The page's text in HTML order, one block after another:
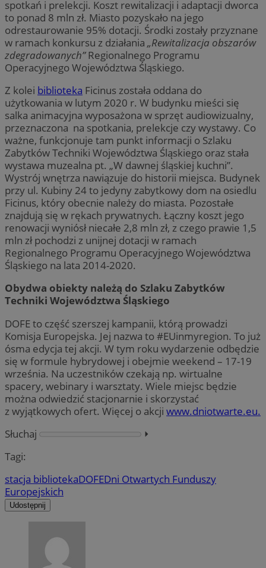
spotkań i prelekcji. Koszt rewitalizacji i adaptacji dworca
to ponad 8 mln zł. Miasto pozyskało na jego
odrestaurowanie 95% dotacji. Środki zostały przyznane
w ramach konkursu z działania „Rewitalizacja obszarów
zdegradowanych”Regionalnego Programu
Operacyjnego Województwa Śląskiego.
Z kolei biblioteka Ficinus została oddana do
użytkowania w lutym 2020 r. W budynku mieści się
salka animacyjna wyposażona w sprzęt audiowizualny,
przeznaczona na spotkania, prelekcje czy wystawy. Co
ważne, funkcjonuje tam punkt informacji o Szlaku
Zabytków Techniki Województwa Śląskiego oraz stała
wystawa muzealna pt. „W dawnej śląskiej kuchni”.
Wystrój wnętrza nawiązuje do historii miejsca. Budynek
przy ul. Kubiny 24 to jedyny zabytkowy dom na osiedlu
Ficinus, który obecnie należy do miasta. Pozostałe
znajdują się w rękach prywatnych. Łączny koszt jego
renowacji wyniósł niecałe 2,8 mln zł, z czego prawie 1,5
mln zł pochodzi z unijnej dotacji w ramach
Regionalnego Programu Operacyjnego Województwa
Śląskiego na lata 2014-2020.
Obydwa obiekty należą do Szlaku Zabytków
Techniki Województwa Śląskiego
DOFE to część szerszej kampanii, którą prowadzi
Komisja Europejska. Jej nazwa to #EUinmyregion. To już
ósma edycja tej akcji. W tym roku wydarzenie odbędzie
się w formule hybrydowej i obejmie weekend – 17-19
września. Na uczestników czekają np. wirtualne
spacery, webinary i warsztaty. Wiele miejsc będzie
można odwiedzić stacjonarnie i skorzystać
z wyjątkowych ofert. Więcej o akcji www.dniotwarte.eu.
Słuchaj
⏵︎
Tagi:
stacja bibliotekaDOFEDni Otwartych Funduszy
Europejskich
Udostępnij